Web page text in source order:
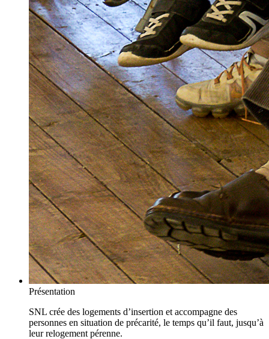
Présentation
SNL crée des logements d’insertion et accompagne des
personnes en situation de précarité, le temps qu’il faut, jusqu’à
leur relogement pérenne.